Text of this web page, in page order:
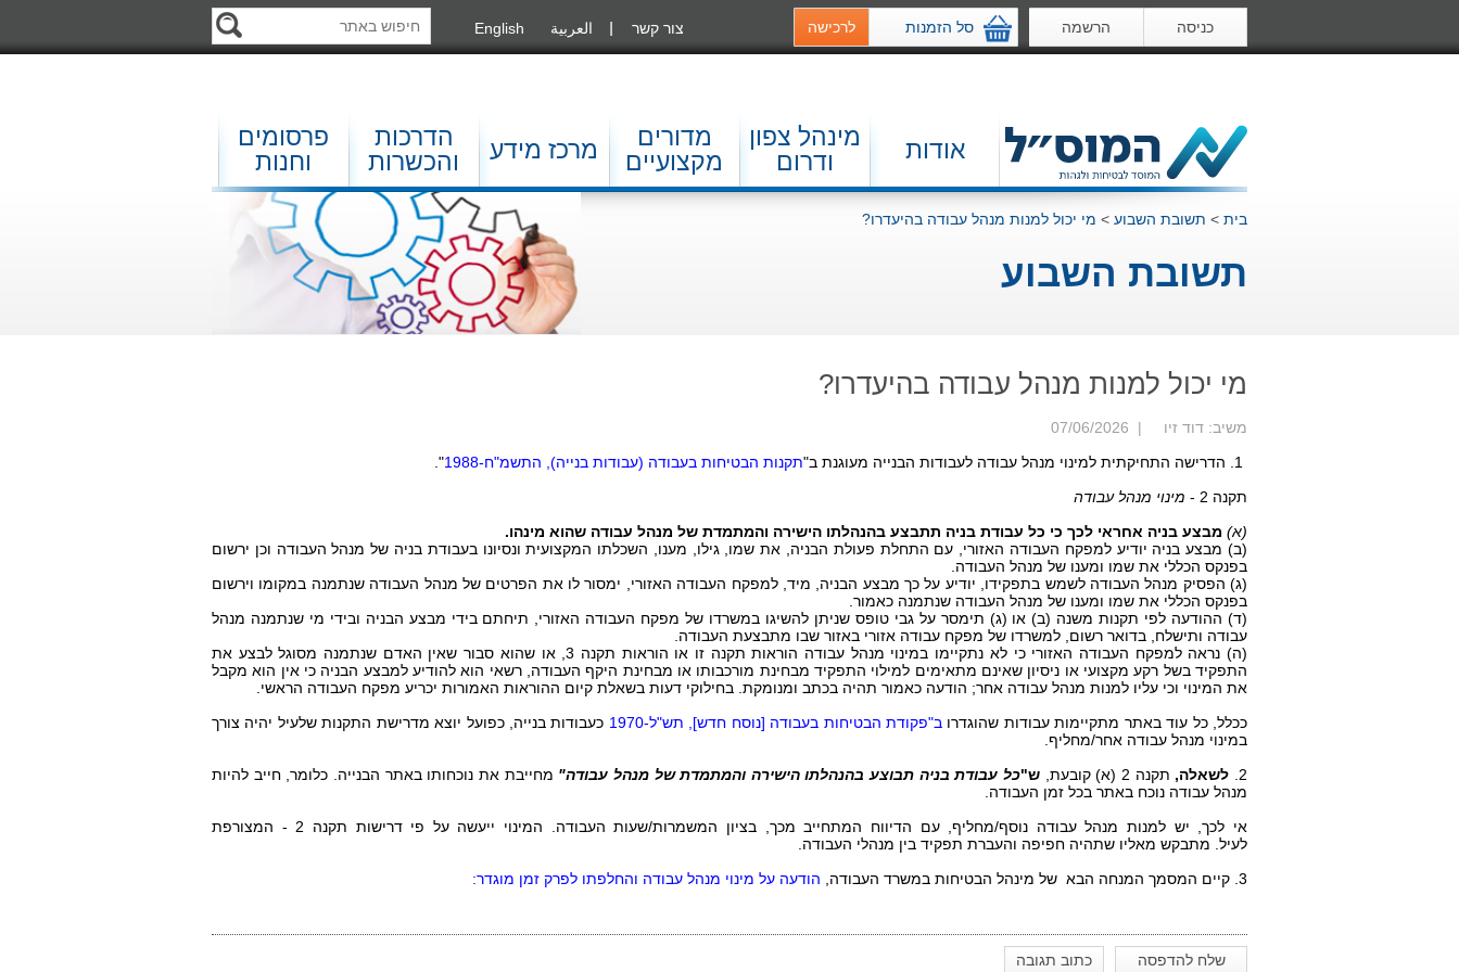
כניסה הרשמה סל הזמנות לרכישה English العربية צור קשר
אודות
מינהל צפון
ודרום
מדורים
מקצועיים
מרכז מידע
הדרכות
והכשרות
פרסומים
וחנות
בית > תשובת השבוע > מי יכול למנות מנהל עבודה בהיעדרו?
תשובת השבוע
מי יכול למנות מנהל עבודה בהיעדרו?
משיב: דוד זיו | 07/06/2026
תקנות הבטיחות בעבודה (עבודות בנייה), התשמ"ח-1988
".
תקנה 2 -
מינוי מנהל עבודה
(א) מבצע בניה אחראי לכך כי כל עבודת בניה תתבצע בהנהלתו הישירה והמתמדת של מנהל עבודה שהוא מינהו.
(ב) מבצע בניה יודיע למפקח העבודה האזורי, עם התחלת פעולת הבניה, את שמו, גילו, מענו, השכלתו המקצועית ונסיונו בעבודת בניה של מנהל העבודה וכן ירשום
בפנקס הכללי את שמו ומענו של מנהל העבודה.
(ג) הפסיק מנהל העבודה לשמש בתפקידו, יודיע על כך מבצע הבניה, מיד, למפקח העבודה האזורי, ימסור לו את הפרטים של מנהל העבודה שנתמנה במקומו וירשום
בפנקס הכללי את שמו ומענו של מנהל העבודה שנתמנה כאמור.
(ד) ההודעה לפי תקנות משנה (ב) או (ג) תימסר על גבי טופס שניתן להשיגו במשרדו של מפקח העבודה האזורי, תיחתם בידי מבצע הבניה ובידי מי שנתמנה מנהל
עבודה ותישלח, בדואר רשום, למשרדו של מפקח עבודה אזורי באזור שבו מתבצעת העבודה.
(ה) נראה למפקח העבודה האזורי כי לא נתקיימו במינוי מנהל עבודה הוראות תקנה זו או הוראות תקנה 3, או שהוא סבור שאין האדם שנתמנה מסוגל לבצע את
התפקיד בשל רקע מקצועי או ניסיון שאינם מתאימים למילוי התפקיד מבחינת מורכבותו או מבחינת היקף העבודה, רשאי הוא להודיע למבצע הבניה כי אין הוא מקבל
את המינוי וכי עליו למנות מנהל עבודה אחר; הודעה כאמור תהיה בכתב ומנומקת. בחילוקי דעות בשאלת קיום ההוראות האמורות יכריע מפקח העבודה הראשי.
ככלל, כל עוד באתר מתקיימות עבודות שהוגדרו ב"פקודת הבטיחות בעבודה [נוסח חדש], תש"ל-1970
כעבודות בנייה, כפועל יוצא מדרישת התקנות שלעיל יהיה צורך
במינוי מנהל עבודה אחר/מחליף.
2.
לשאלה, תקנה 2 (א) קובעת, ש"כל עבודת בניה תבוצע בהנהלתו הישירה והמתמדת של מנהל עבודה" מחייבת את נוכחותו באתר הבנייה. כלומר, חייב להיות
מנהל עבודה נוכח באתר בכל זמן העבודה.
אי לכך, יש למנות מנהל עבודה נוסף/מחליף, עם הדיווח המתחייב מכך, בציון המשמרות/שעות העבודה. המינוי ייעשה על פי דרישות תקנה 2 - המצורפת
לעיל. מתבקש מאליו שתהיה חפיפה והעברת תפקיד בין מנהלי העבודה.
3. קיים המסמך המנחה הבא של מינהל הבטיחות במשרד העבודה,
הודעה על מינוי מנהל עבודה והחלפתו לפרק זמן מוגדר:
שלח להדפסה כתוב תגובה